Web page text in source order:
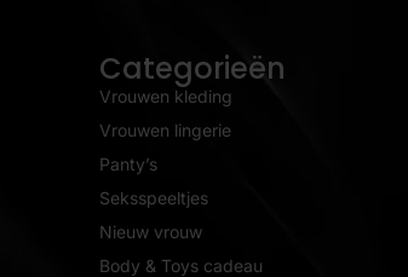
Categorieën
Vrouwen kleding
Vrouwen lingerie
Panty’s
Seksspeeltjes
Nieuw vrouw
Body & Toys cadeau